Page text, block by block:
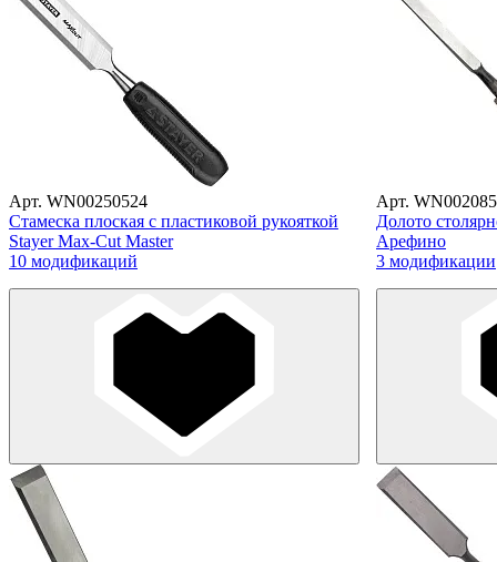
Арт. WN00250524
Стамеска плоская с пластиковой рукояткой
Stayer Max-Cut Master
10 модификаций
Арт.
Долото
Арефино
3 модификации